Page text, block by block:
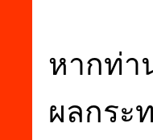
หากท่า
ผลกระ